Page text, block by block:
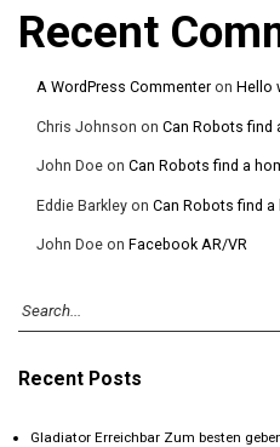
Recent
A WordPress Commenter on Hello
Chris Johnson on Can Robots find
John Doe on Can Robots find a
Eddie Barkley on Can Robots find a
John Doe on Facebook AR/VR
Recent Posts
Gladiator Erreichbar Zum besten